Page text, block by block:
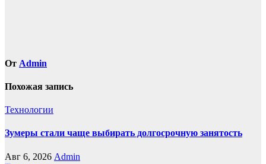
От Admin
Похожая запись
Технологии
Зумеры стали чаще выбирать долгосрочную занятость
Авг 6, 2026 Admin